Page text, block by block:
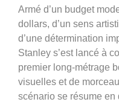
Armé d’un budget
dollars, d’un sens
d’une détermination
Stanley s’est lancé à
premier long-métrage
visuelles et de
scénario se résume